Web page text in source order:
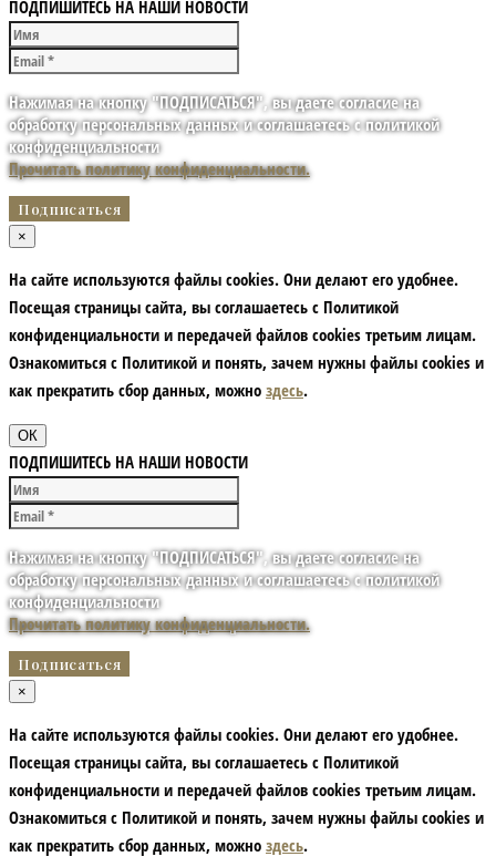
ПОДПИШИТЕСЬ НА НАШИ НОВОСТИ
Нажимая на кнопку "ПОДПИСАТЬСЯ", вы даете согласие на
обработку персональных данных и соглашаетесь с политикой
конфиденциальности
Прочитать политику конфиденциальности.
×
На сайте используются файлы cookies. Они делают его удобнее.
Посещая страницы сайта, вы соглашаетесь с Политикой
конфиденциальности и передачей файлов cookies третьим лицам.
Ознакомиться с Политикой и понять, зачем нужны файлы сookies и
как прекратить сбор данных, можно здесь.
ОК
ПОДПИШИТЕСЬ НА НАШИ НОВОСТИ
Нажимая на кнопку "ПОДПИСАТЬСЯ", вы даете согласие на
обработку персональных данных и соглашаетесь с политикой
конфиденциальности
Прочитать политику конфиденциальности.
×
На сайте используются файлы cookies. Они делают его удобнее.
Посещая страницы сайта, вы соглашаетесь с Политикой
конфиденциальности и передачей файлов cookies третьим лицам.
Ознакомиться с Политикой и понять, зачем нужны файлы сookies и
как прекратить сбор данных, можно здесь.